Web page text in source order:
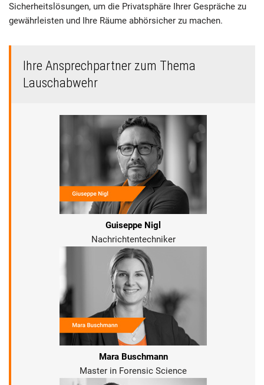
Sicherheitslösungen, um die Privatsphäre Ihrer Gespräche zu
gewährleisten und Ihre Räume abhörsicher zu machen.
Ihre Ansprechpartner zum Thema
Lauschabwehr
Guiseppe Nigl
Nachrichtentechniker
Mara Buschmann
Master in Forensic Science